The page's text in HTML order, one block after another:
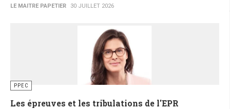
LE MAITRE PAPETIER 30 JUILLET 2026
PPEC
Les épreuves et les tribulations de l'EPR